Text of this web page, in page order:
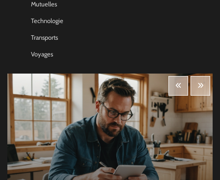
Mutuelles
Technologie
Transports
Voyages